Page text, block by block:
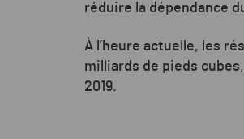
réduire la dépendance
À l’heure actuelle, les
milliards de pieds
2019.